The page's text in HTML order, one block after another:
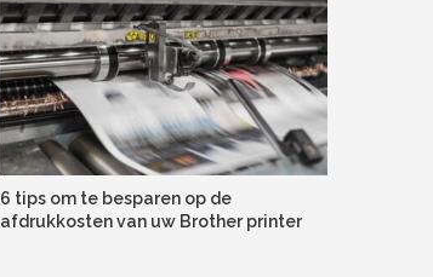
6 tips om te besparen op de
afdrukkosten van uw Brother printer